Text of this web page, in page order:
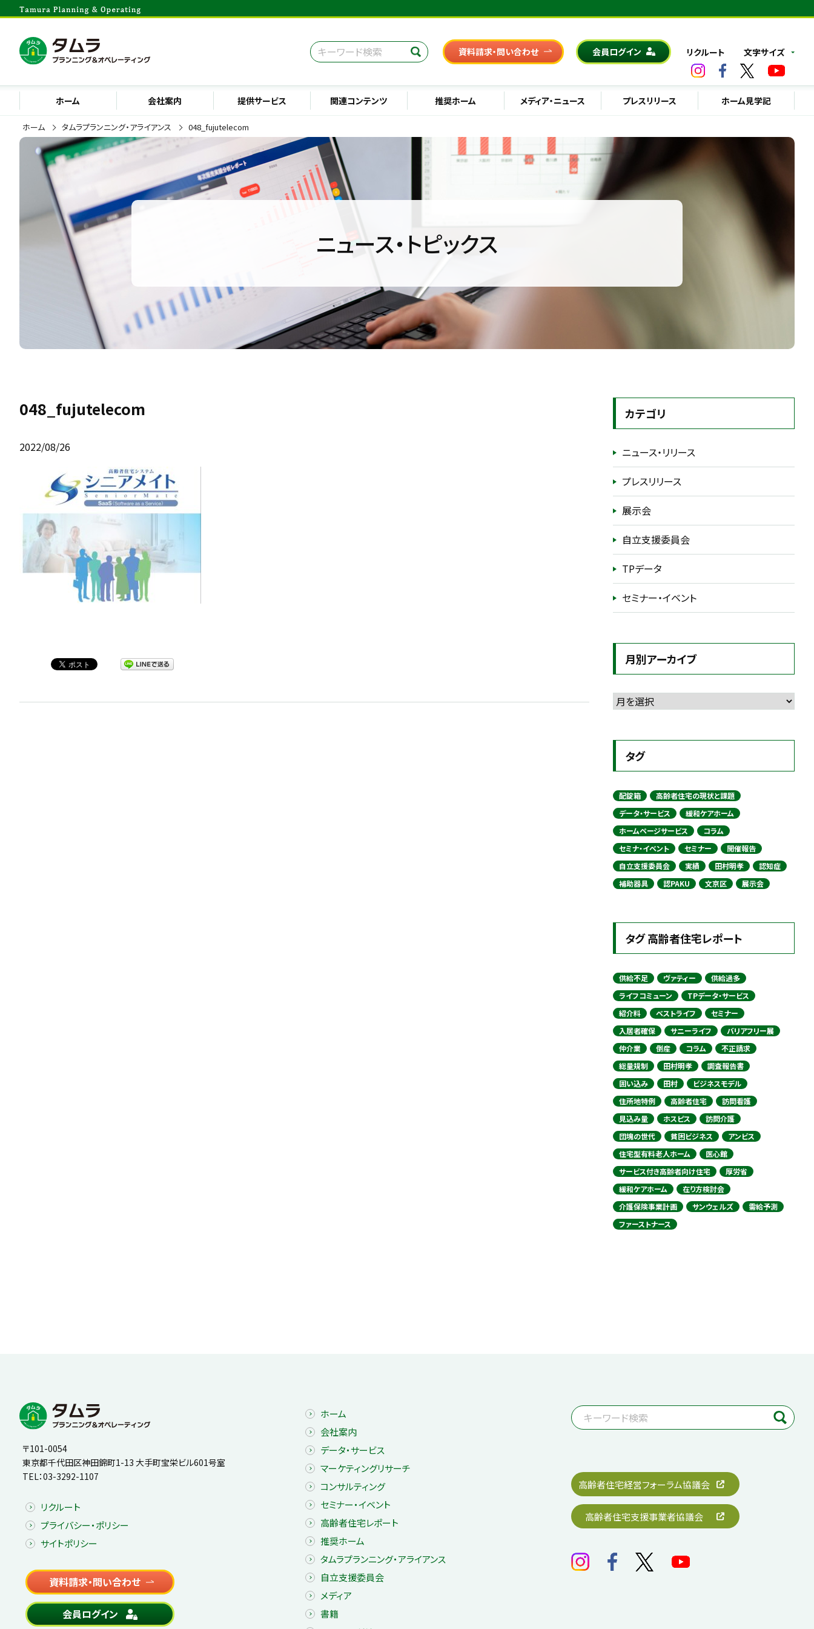
資料請求・問い合わせ 会員ログイン リクルート 文字サイズ
ホーム 会社案内 提供サービス 関連コンテンツ 推奨ホーム メディア・ニュース プレスリリース ホーム見学記
ホーム タムラプランニング・アライアンス 048_fujutelecom
ニュース・トピックス
048_fujutelecom
2022/08/26
カテゴリ
ニュース・リリース
プレスリリース
展示会
自立支援委員会
TPデータ
セミナー・イベント
月別アーカイブ
タグ
配錠箱
高齢者住宅の現状と課題
データ・サービス
緩和ケアホーム
ホームページサービス
コラム
セミナ・イベント
セミナー
開催報告
自立支援委員会
実績 田村明孝
認知症
補助器具
認PAKU 文京区 展示会
タグ 高齢者住宅レポート
供給不足 ヴァティー
供給過多
ライフコミューン
TPデータ・サービス
紹介料
ベストライフ
セミナー
入居者確保
サニーライフ
バリアフリー展
仲介業
倒産 コラム
不正請求
総量規制
田村明孝
調査報告書
囲い込み
田村
ビジネスモデル
住所地特例
高齢者住宅
訪問看護
見込み量
ホスピス
訪問介護
団塊の世代
貧困ビジネス
アンビス
住宅型有料老人ホーム
医心館
サービス付き高齢者向け住宅
厚労省
緩和ケアホーム
在り方検討会
介護保険事業計画
サンウェルズ
需給予測
ファーストナース
〒101-0054
東京都千代田区神田錦町1-13 大手町宝栄ビル601号室
TEL：03-3292-1107
リクルート
プライバシー・ポリシー
サイトポリシー
資料請求・問い合わせ
会員ログイン
ホーム
会社案内
データ・サービス
マーケティングリサーチ
コンサルティング
セミナー・イベント
高齢者住宅レポート
推奨ホーム
タムラプランニング・アライアンス
自立支援委員会
メディア
書籍
高齢者住宅経営フォーラム協議会
高齢者住宅支援事業者協議会